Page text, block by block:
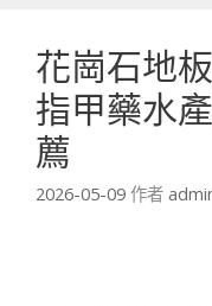
花崗石地
指甲藥水
薦
2026-05-09 作者